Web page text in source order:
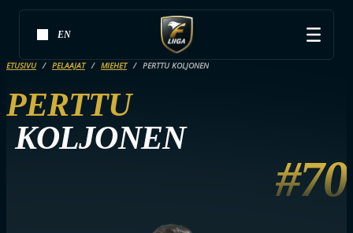
EN
ETUSIVU PELAAJAT MIEHET PERTTU KOLJONEN
PERTTU
KOLJONEN
#70